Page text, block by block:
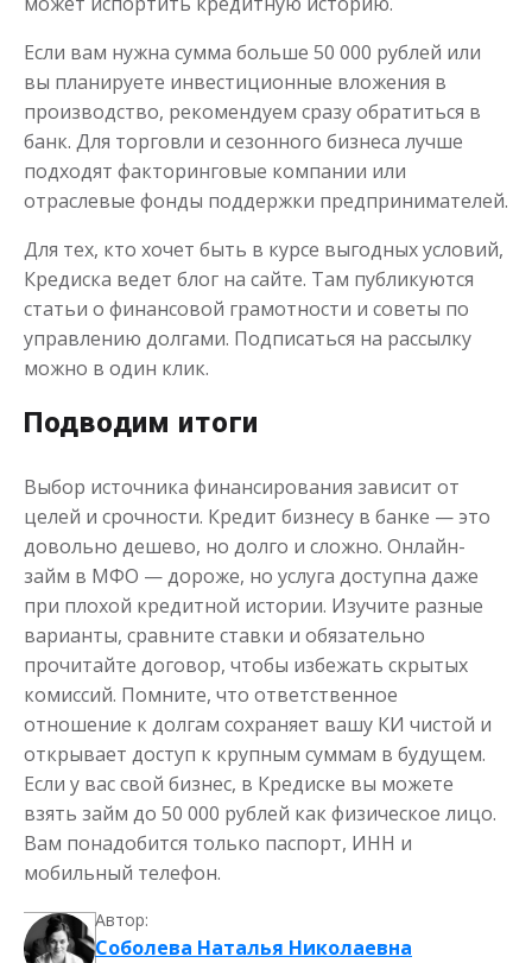
Если вам нужна сумма больше 50 000 рублей или
вы планируете инвестиционные вложения в
производство, рекомендуем сразу обратиться в
банк. Для торговли и сезонного бизнеса лучше
подходят факторинговые компании или
отраслевые фонды поддержки предпринимателей.
Для тех, кто хочет быть в курсе выгодных условий,
Кредиска ведет блог на сайте. Там публикуются
статьи о финансовой грамотности и советы по
управлению долгами. Подписаться на рассылку
можно в один клик.
Подводим итоги
Выбор источника финансирования зависит от
целей и срочности. Кредит бизнесу в банке — это
довольно дешево, но долго и сложно. Онлайн-
займ в МФО — дороже, но услуга доступна даже
при плохой кредитной истории. Изучите разные
варианты, сравните ставки и обязательно
прочитайте договор, чтобы избежать скрытых
комиссий. Помните, что ответственное
отношение к долгам сохраняет вашу КИ чистой и
открывает доступ к крупным суммам в будущем.
Если у вас свой бизнес, в Кредиске вы можете
взять займ до 50 000 рублей как физическое лицо.
Вам понадобится только паспорт, ИНН и
мобильный телефон.
Автор:
Соболева Наталья Николаевна